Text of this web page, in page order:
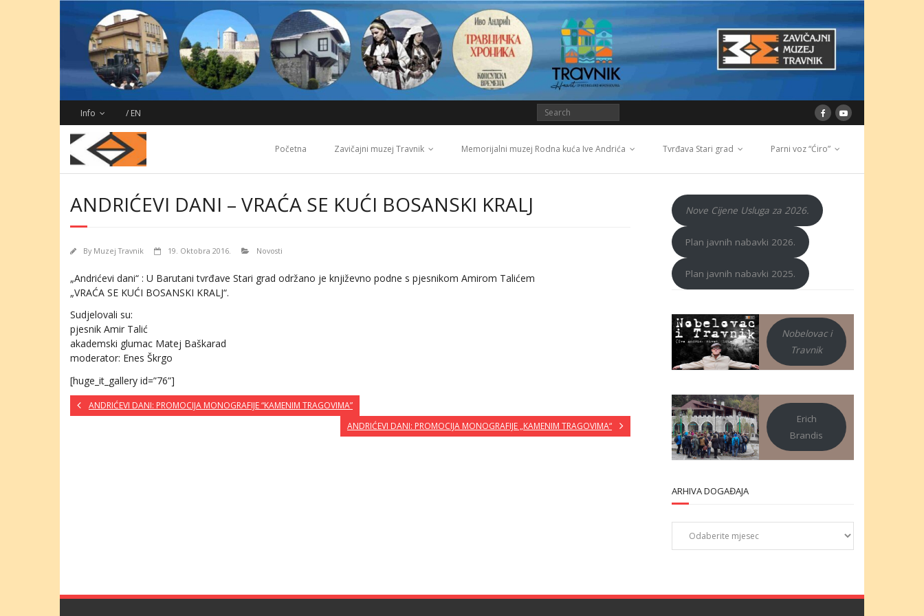
Info / EN
Početna Zavičajni muzej Travnik Memorijalni muzej Rodna kuća Ive Andrića Tvrđava Stari grad Parni voz “Ćiro”
ANDRIĆEVI DANI – VRAĆA SE KUĆI BOSANSKI KRALJ
By Muzej Travnik 19. Oktobra 2016. Novosti
„Andrićevi dani“ : U Barutani tvrđave Stari grad održano je književno podne s pjesnikom Amirom Talićem
„VRAĆA SE KUĆI BOSANSKI KRALJ“.
Sudjelovali su:
pjesnik Amir Talić
akademski glumac Matej Baškarad
moderator: Enes Škrgo
[huge_it_gallery id=”76”]
ANDRIĆEVI DANI: PROMOCIJA MONOGRAFIJE “KAMENIM TRAGOVIMA”
ANDRIĆEVI DANI: PROMOCIJA MONOGRAFIJE „KAMENIM TRAGOVIMA“
Nove Cijene Usluga za 2026.
Plan javnih nabavki 2026.
Plan javnih nabavki 2025.
Nobelovac i
Travnik
Erich
Brandis
ARHIVA DOGAĐAJA
Arhiva
događaja